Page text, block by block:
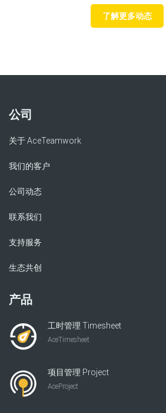
了解更多动态
公司
关于 AceTeamwork
我们的客户
公司动态
联系我们
支持服务
生态共创
产品
工时管理 Timesheet
AceTimesheet
项目管理 Project
AceProject